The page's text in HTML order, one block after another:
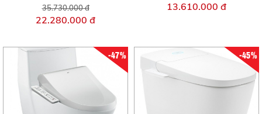
35.730.000 đ
22.280.000 đ
13.610.000 đ
-47% -45%